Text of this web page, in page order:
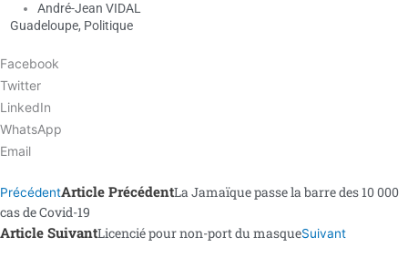
André-Jean VIDAL
Guadeloupe, Politique
Facebook
Twitter
LinkedIn
WhatsApp
Email
PrécédentArticle PrécédentLa Jamaïque passe la barre des 10 000
cas de Covid-19
Article SuivantLicencié pour non-port du masqueSuivant